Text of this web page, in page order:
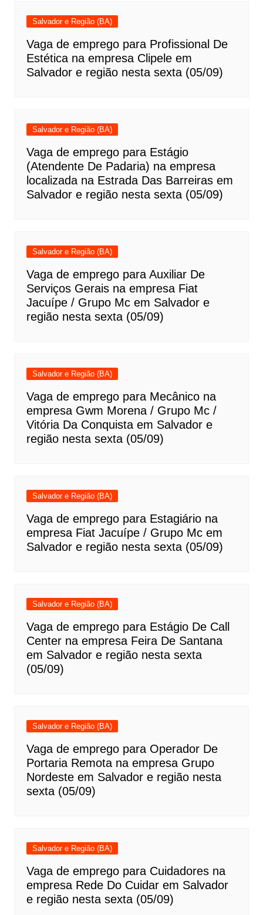
Salvador e Região (BA)
Vaga de emprego para Profissional De
Estética na empresa Clipele em
Salvador e região nesta sexta (05/09)
Salvador e Região (BA)
Vaga de emprego para Estágio
(Atendente De Padaria) na empresa
localizada na Estrada Das Barreiras em
Salvador e região nesta sexta (05/09)
Salvador e Região (BA)
Vaga de emprego para Auxiliar De
Serviços Gerais na empresa Fiat
Jacuípe / Grupo Mc em Salvador e
região nesta sexta (05/09)
Salvador e Região (BA)
Vaga de emprego para Mecânico na
empresa Gwm Morena / Grupo Mc /
Vitória Da Conquista em Salvador e
região nesta sexta (05/09)
Salvador e Região (BA)
Vaga de emprego para Estagiário na
empresa Fiat Jacuípe / Grupo Mc em
Salvador e região nesta sexta (05/09)
Salvador e Região (BA)
Vaga de emprego para Estágio De Call
Center na empresa Feira De Santana
em Salvador e região nesta sexta
(05/09)
Salvador e Região (BA)
Vaga de emprego para Operador De
Portaria Remota na empresa Grupo
Nordeste em Salvador e região nesta
sexta (05/09)
Salvador e Região (BA)
Vaga de emprego para Cuidadores na
empresa Rede Do Cuidar em Salvador
e região nesta sexta (05/09)